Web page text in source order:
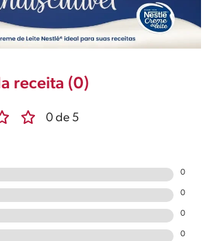
receita (0)
0 de 5
0
0
0
0